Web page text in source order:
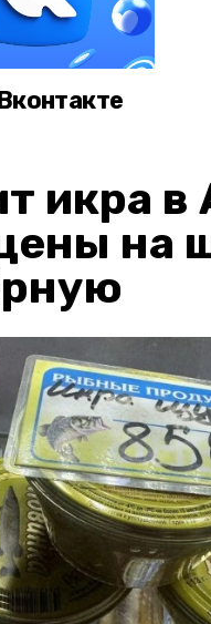
икра в
на